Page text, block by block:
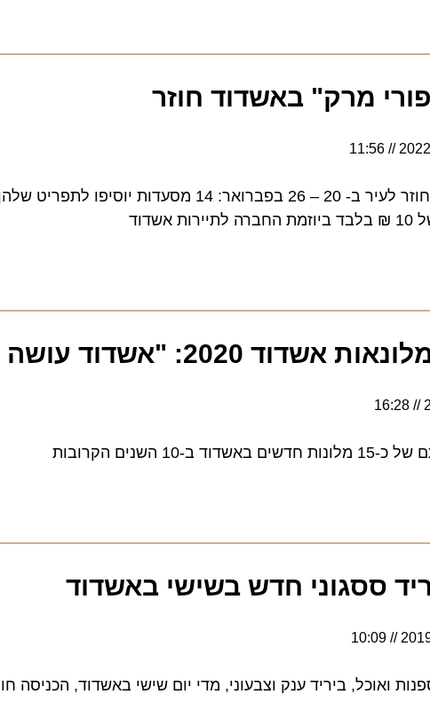
מרק" באשדוד חוזר
11:56
שבוע המרק באשדוד חוזר לעיר ב- 20 – 26 בפברואר: 14 מסעדות
"אשדוד עושה תיירות"
הקרובות
ססגוני חדש בשישי באשדוד
10:09
ביריד ענק וצבעוני, מדי יום שישי באשדוד, הכניסה